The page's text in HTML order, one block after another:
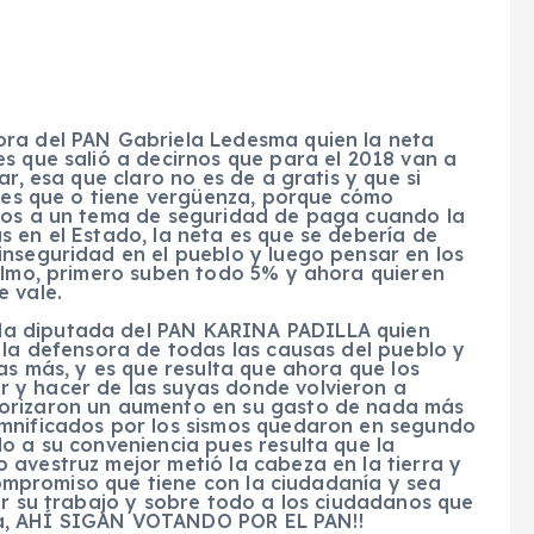
del PAN Gabriela Ledesma quien la neta
que salió a decirnos que para el 2018 van a
esa que claro no es de a gratis y que si
que o tiene vergüenza, porque cómo
a un tema de seguridad de paga cuando la
en el Estado, la neta es que se debería de
en el pueblo y luego pensar en los
primero suben todo 5% y ahora quieren
vale.
diputada del PAN KARINA PADILLA quien
defensora de todas las causas del pueblo y
más, y es que resulta que ahora que los
hacer de las suyas donde volvieron a
un aumento en su gasto de nada más
por los sismos quedaron en segundo
a su conveniencia pues resulta que la
avestruz mejor metió la cabeza en la tierra y
que tiene con la ciudadanía y sea
su trabajo y sobre todo a los ciudadanos que
SIGAN VOTANDO POR EL PAN!!